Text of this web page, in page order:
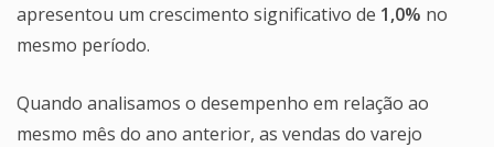
apresentou um crescimento significativo de 1,0% no
mesmo período.
Quando analisamos o desempenho em relação ao
mesmo mês do ano anterior, as vendas do varejo